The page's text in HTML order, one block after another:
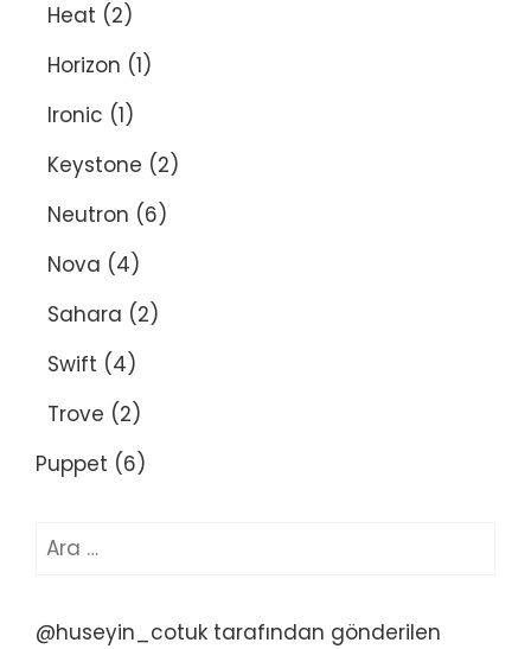
Heat (2)
Horizon (1)
Ironic (1)
Keystone (2)
Neutron (6)
Nova (4)
Sahara (2)
Swift (4)
Trove (2)
Puppet (6)
Arama:
@huseyin_cotuk tarafından gönderilen